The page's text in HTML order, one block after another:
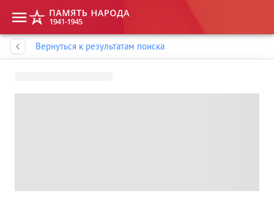
Вернуться к результатам поиска
Память народа